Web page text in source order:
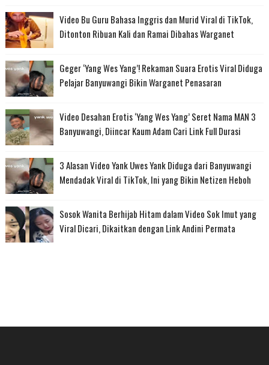
Video Bu Guru Bahasa Inggris dan Murid Viral di TikTok,
Ditonton Ribuan Kali dan Ramai Dibahas Warganet
Geger ‘Yang Wes Yang’! Rekaman Suara Erotis Viral Diduga
Pelajar Banyuwangi Bikin Warganet Penasaran
Video Desahan Erotis ‘Yang Wes Yang’ Seret Nama MAN 3
Banyuwangi, Diincar Kaum Adam Cari Link Full Durasi
3 Alasan Video Yank Uwes Yank Diduga dari Banyuwangi
Mendadak Viral di TikTok, Ini yang Bikin Netizen Heboh
Sosok Wanita Berhijab Hitam dalam Video Sok Imut yang
Viral Dicari, Dikaitkan dengan Link Andini Permata